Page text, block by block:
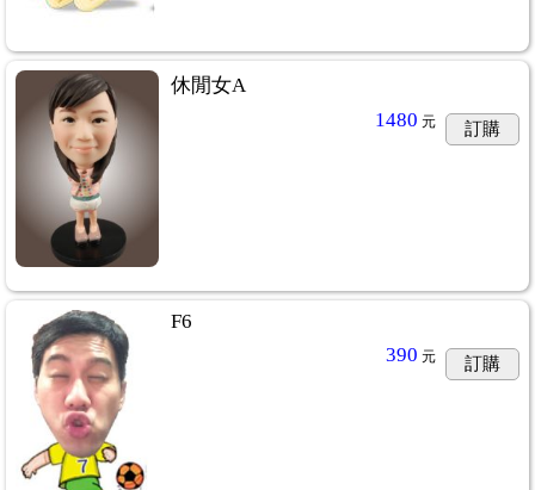
休閒女A
1480 元 訂購
F6
390 元 訂購